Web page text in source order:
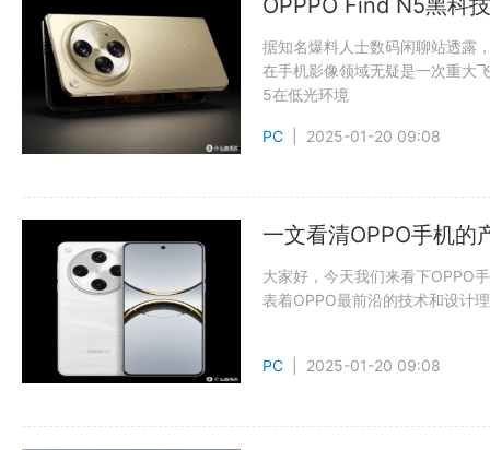
OPPPO Find N5黑科
据知名爆料人士数码闲聊站透露
在手机影像领域无疑是一次重大
5在低光环境
PC | 2025-01-20 09:08
一文看清OPPO手机的
大家好，今天我们来看下OPPO
表着OPPO最前沿的技术和设计
PC | 2025-01-20 09:08